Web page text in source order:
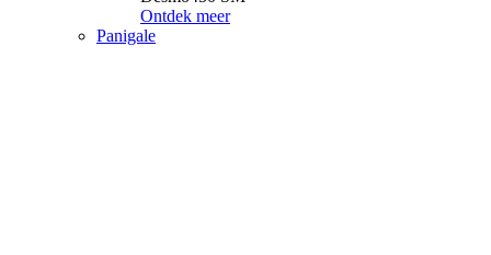
Ontdek meer
Panigale